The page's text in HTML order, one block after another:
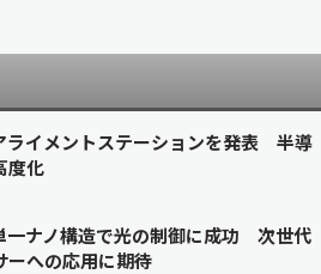
ライメントステーションを発表 半導
度化
一ナノ構造で光の制御に成功 次世代
ーへの応用に期待